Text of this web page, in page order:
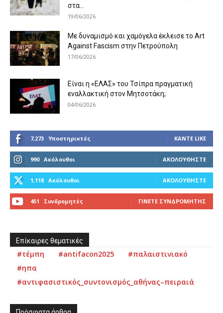
στα...
19/06/2026
Με δυναμισμό και χαμόγελα έκλεισε το Art
Against Fascism στην Πετρούπολη
17/06/2026
Είναι η «ΕΛΑΣ» του Τσίπρα πραγματική
εναλλακτική στον Μητσοτάκη;
04/06/2026
7,273 Υποστηρικτές ΚΆΝΤΕ LIKE
990 Ακόλουθοι ΑΚΟΛΟΥΘΉΣΤΕ
1,118 Ακόλουθοι ΑΚΟΛΟΥΘΉΣΤΕ
451 Συνδρομητές ΓΊΝΕΤΕ ΣΥΝΔΡΟΜΗΤΉΣ
Επίκαιρες θεματικές
#τέμπη #antifacon2025
#παλαιστινιακό
#ηπα
#αντιφασιστικός_συντονισμός_αθήνας–πειραιά